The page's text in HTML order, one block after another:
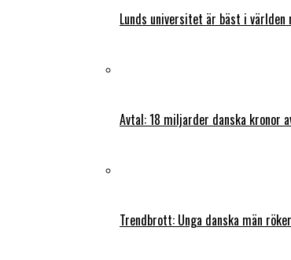
Lunds universitet är bäst i
Avtal: 18 miljarder danska
Trendbrott: Unga danska män